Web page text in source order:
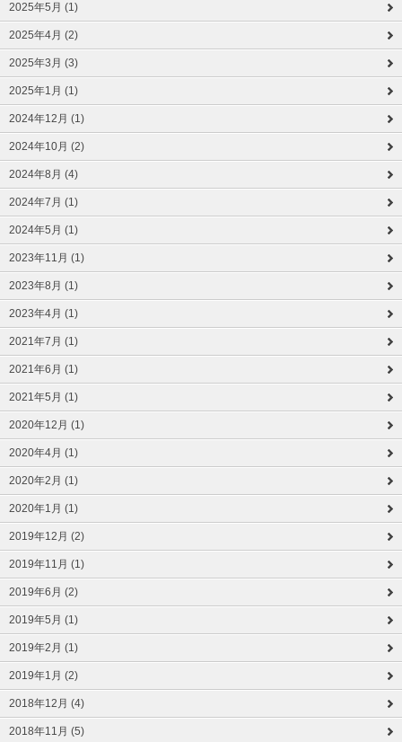
2025年5月 (1)
2025年4月 (2)
2025年3月 (3)
2025年1月 (1)
2024年12月 (1)
2024年10月 (2)
2024年8月 (4)
2024年7月 (1)
2024年5月 (1)
2023年11月 (1)
2023年8月 (1)
2023年4月 (1)
2021年7月 (1)
2021年6月 (1)
2021年5月 (1)
2020年12月 (1)
2020年4月 (1)
2020年2月 (1)
2020年1月 (1)
2019年12月 (2)
2019年11月 (1)
2019年6月 (2)
2019年5月 (1)
2019年2月 (1)
2019年1月 (2)
2018年12月 (4)
2018年11月 (5)